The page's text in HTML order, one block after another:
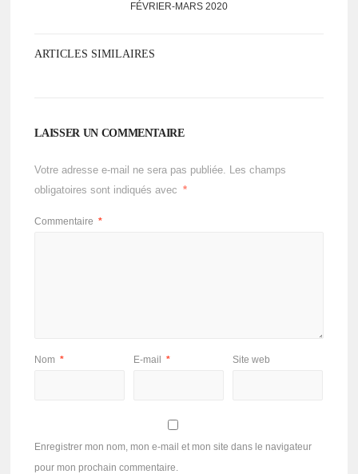
FÉVRIER-MARS 2020
ARTICLES SIMILAIRES
LAISSER UN COMMENTAIRE
Votre adresse e-mail ne sera pas publiée. Les champs
obligatoires sont indiqués avec
*
Commentaire *
Nom * E-mail * Site web
Enregistrer mon nom, mon e-mail et mon site dans le navigateur
pour mon prochain commentaire.